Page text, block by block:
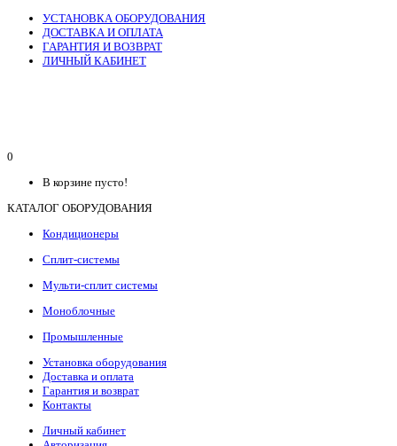
УСТАНОВКА ОБОРУДОВАНИЯ
ДОСТАВКА И ОПЛАТА
ГАРАНТИЯ И ВОЗВРАТ
ЛИЧНЫЙ КАБИНЕТ
0
В корзине пусто!
КАТАЛОГ ОБОРУДОВАНИЯ
Кондиционеры
Сплит-системы
Мульти-сплит системы
Моноблочные
Промышленные
Установка оборудования
Доставка и оплата
Гарантия и возврат
Контакты
Личный кабинет